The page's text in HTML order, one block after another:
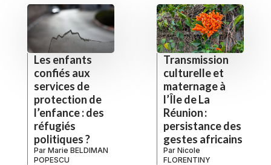
Les enfants
confiés aux
services de
protection de
l’enfance : des
réfugiés
politiques ?
Par Marie BELDIMAN
POPESCU
Transmission
culturelle et
maternage à
l’Île de La
Réunion :
persistance des
gestes africains
Par Nicole
FLORENTINY